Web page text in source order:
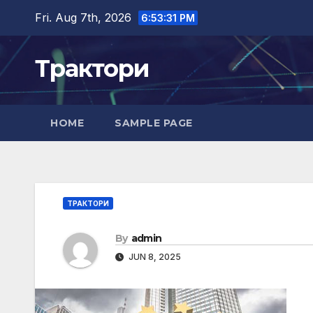
content
Fri. Aug 7th, 2026 6:53:31 PM
Трактори
HOME SAMPLE PAGE
ТРАКТОРИ
By admin
JUN 8, 2025